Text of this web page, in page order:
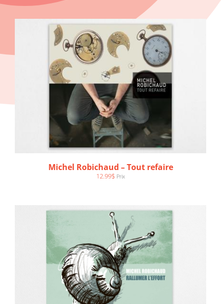
Michel Robichaud – Tout refaire
12.99$ Prix
AJOUTER AU PANIER DÉTAILS